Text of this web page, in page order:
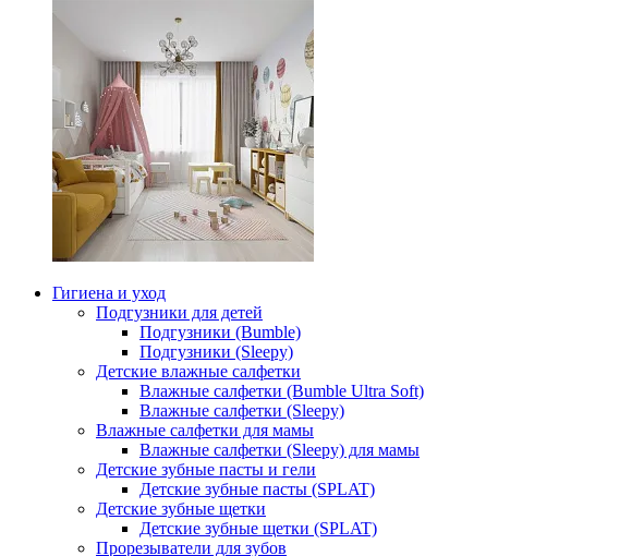
Гигиена и уход
Подгузники для детей
Подгузники (Bumble)
Подгузники (Sleepy)
Детские влажные салфетки
Влажные салфетки (Bumble Ultra Soft)
Влажные салфетки (Sleepy)
Влажные салфетки для мамы
Влажные салфетки (Sleepy) для мамы
Детские зубные пасты и гели
Детские зубные пасты (SPLAT)
Детские зубные щетки
Детские зубные щетки (SPLAT)
Прорезыватели для зубов